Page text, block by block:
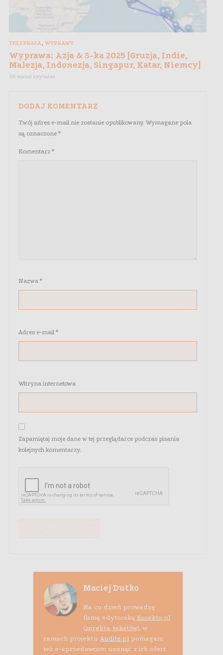
TELEPRACA, WYPRAWY
Wyprawa: Azja & S-ka 2025 [Gruzja, Indie,
Malezja, Indonezja, Singapur, Katar, Niemcy]
39 minut czytania
DODAJ KOMENTARZ
Twój adres e-mail nie zostanie opublikowany. Wymagane pola
są oznaczone *
Komentarz *
Nazwa *
Adres e-mail *
Witryna internetowa
Zapamiętaj moje dane w tej przeglądarce podczas pisania
kolejnych komentarzy.
Maciej Dutko
Na co dzień prowadzę
firmę edytorską Korekto.pl
(korekta tekstów), w
ramach projektu Audite.plpomagam
też e-sprzedawcom usunąć z ich ofert